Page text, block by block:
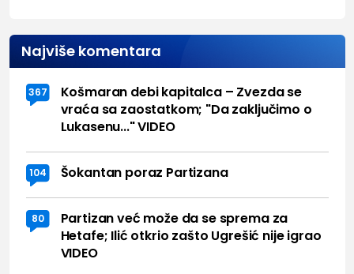
Najviše komentara
367
Košmaran debi kapitalca – Zvezda se
vraća sa zaostatkom; "Da zaključimo o
Lukasenu..." VIDEO
104 Šokantan poraz Partizana
80
Partizan već može da se sprema za
Hetafe; Ilić otkrio zašto Ugrešić nije igrao
VIDEO